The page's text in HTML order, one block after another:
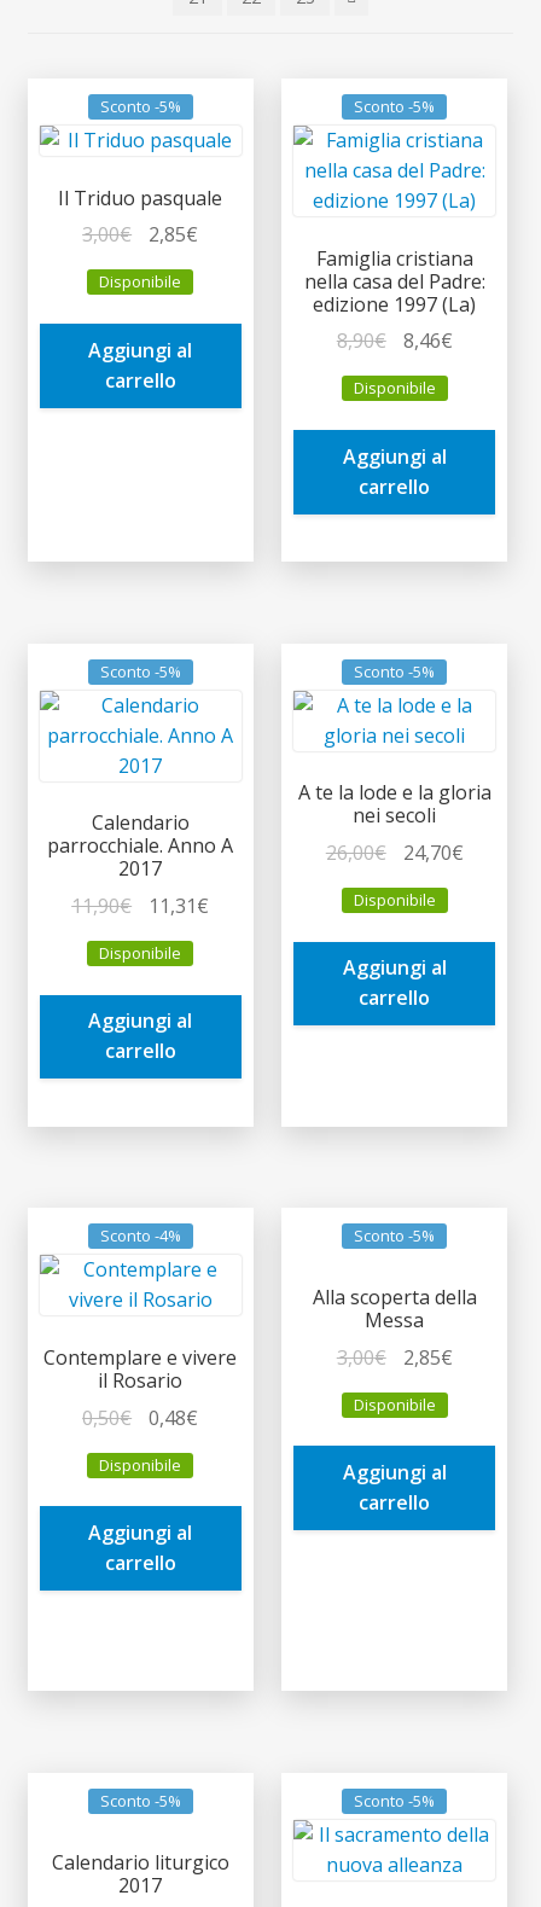
Sconto -5%
Il Triduo pasquale
3,00€
prezzo
originale
era:
3,00€.
2,85€
è:
Disponibile
Aggiungi al
carrello
Sconto -5%
Famiglia cristiana
nella casa del Padre:
edizione 1997 (La)
8,90€
prezzo
originale
era:
8,90€.
8,46€Il
è:
Disponibile
Aggiungi al
carrello
Sconto -5%
Calendario
parrocchiale. Anno A
2017
11,90€
prezzo
originale
era:
11,90€.
11,31€
è:
Disponibile
Aggiungi al
carrello
Sconto -5%
A te la lode e la gloria
nei secoli
26,00€
prezzo
originale
era:
26,00€.
24,70€Il
è:
Disponibile
Aggiungi al
carrello
Sconto -4%
Contemplare e vivere
il Rosario
0,50€
prezzo
originale
era:
0,50€.
0,48€
è:
Disponibile
Aggiungi al
carrello
Sconto -5%
Alla scoperta della
Messa
3,00€
prezzo
originale
era:
3,00€.
2,85€Il
è:
Disponibile
Aggiungi al
carrello
Sconto -5%
Calendario liturgico
2017
Sconto -5%